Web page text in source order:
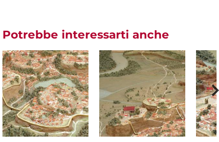
Potrebbe interessarti anche